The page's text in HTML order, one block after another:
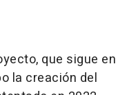
que sigue en
la creación del